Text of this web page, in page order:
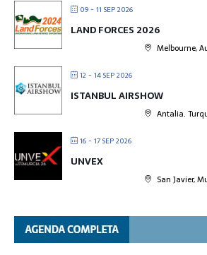
09 - 11 SEP 2026
LAND FORCES 2026
Melbourne,
12 - 14 SEP 2026
ISTANBUL AIRSHOW
Antalia.
16 - 17 SEP 2026
UNVEX
San Javier,